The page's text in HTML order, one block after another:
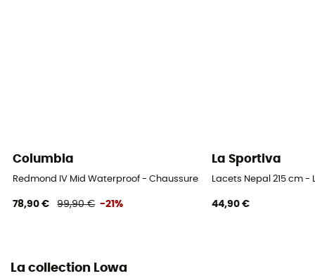
Matière de la tige
Cuir nubuck
Columbia
Redmond IV Mid Waterproof - Chaussures randonnée homme
78,90 € 99,90 € -21%
La Sportiva
Lacets Nepal 215 cm
44,90 €
La collection Lowa